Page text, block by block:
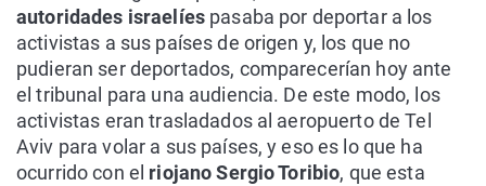
autoridades israelíes pasaba por deportar a los
activistas a sus países de origen y, los que no
pudieran ser deportados, comparecerían hoy ante
el tribunal para una audiencia. De este modo, los
activistas eran trasladados al aeropuerto de Tel
Aviv para volar a sus países, y eso es lo que ha
ocurrido con el riojano Sergio Toribio, que esta